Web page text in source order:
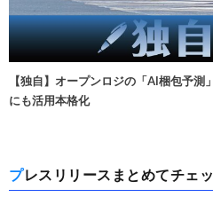
【独自】オープンロジの「AI梱包予
にも活用本格化
プレスリリースまとめてチェ